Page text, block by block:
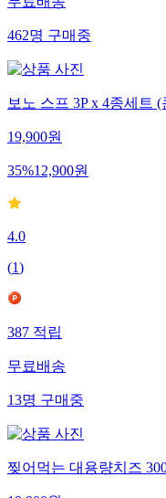
무료배송
462명구매중
보노 스프 3P x 4종세트
19,900원
35%12,900원
4.0
(1)
387적립
무료배송
13명구매중
찢어먹는 대용량치즈